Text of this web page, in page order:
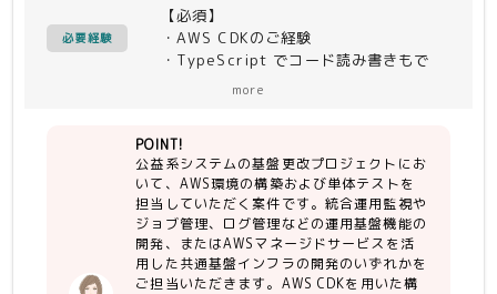
・ジョブ管理（StepFuctions等）
・ログ管理（S3、CloudWatch等）
・ウィルス対策（TrendMicro Trend
Vision One(3rdParty製品)、
・リモート操作（Systems Manager
等、LANSCOPE Remote Desktop
(3rdParty製品) ）
・インシデント管理（Redmine）
【2】AWSマネージドサービスを利用す
る共通基盤インフラの開発および単体テ
必要経験
【必須】
・AWS CDKのご経験
・TypeScript でコード読み書きもで
more
POINT!
公益系システムの基盤更改プロジェクトにお
いて、AWS環境の構築および単体テストを
担当していただく案件です。統合運用監視や
ジョブ管理、ログ管理などの運用基盤機能の
開発、またはAWSマネージドサービスを活
用した共通基盤インフラの開発のいずれかを
ご担当いただきます。AWS CDKを用いた構